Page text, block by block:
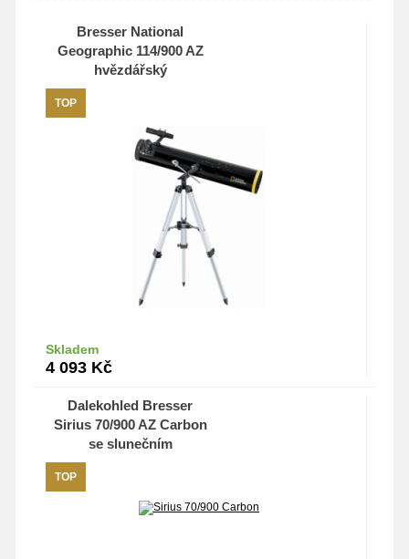
Bresser National
Geographic 114/900 AZ
hvězdářský
dalekohled+svítící
TOP
Skladem
4 093 Kč
Dalekohled Bresser
Sirius 70/900 AZ Carbon
se slunečním
filtrem+svítící nálepka
TOP